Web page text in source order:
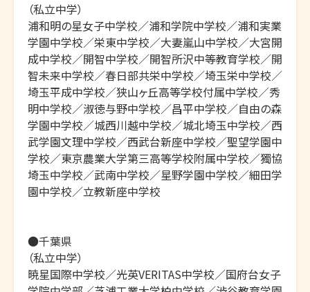
（私立中学）
浦和明の星女子中学校／浦和学院中学校／浦和実業
学園中学校／栄東中学校／大妻嵐山中学校／大宮開
成中学校／開智中学校／開智所沢中等教育学校／開
智未来中学校／春日部共栄中学校／埼玉栄中学校／
埼玉平成中学校／狭山ヶ丘高等学校付属中学校／秀
明中学校／淑徳与野中学校／昌平中学校／自由の森
学園中学校／城西川越中学校／城北埼玉中学校／西
武学園文理中学校／西武台新座中学校／聖望学園中
学校／東京農業大学第三高等学校附属中学校／獨協
埼玉中学校／武南中学校／星野学園中学校／細田学
園中学校／立教新座中学校
●千葉県
（私立中学）
暁星国際中学校／光英VERITAS中学校／国府台女子